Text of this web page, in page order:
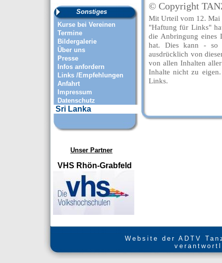
Sonstiges
Kurse bei Vereinen
Termine
Bildergalerie
Über uns
Presse
Infos anfordern
Links /Empfehlungen
Anfahrt
Impressum
Datenschutz
Sri Lanka
Unser Partner
VHS Rhön-Grabfeld
© Copyright
Mit Urteil vom 12. Mai
"Haftung für Links"
die Anbringung eines
hat. Dies kann - so
ausdrücklich von
von allen Inhalten
Inhalte nicht zu
Links.
Website der ADTV